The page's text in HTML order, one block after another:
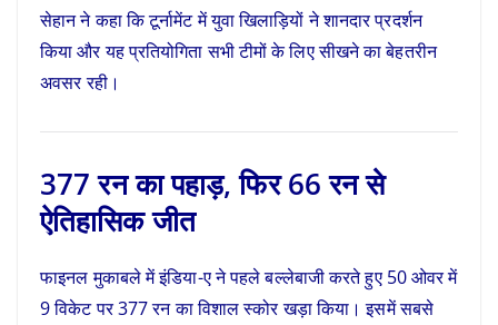
सेहान ने कहा कि टूर्नामेंट में युवा खिलाड़ियों ने शानदार प्रदर्शन
किया और यह प्रतियोगिता सभी टीमों के लिए सीखने का बेहतरीन
अवसर रही।
377 रन का पहाड़, फिर 66 रन से
ऐतिहासिक जीत
फाइनल मुकाबले में इंडिया-ए ने पहले बल्लेबाजी करते हुए 50 ओवर में
9 विकेट पर 377 रन का विशाल स्कोर खड़ा किया। इसमें सबसे